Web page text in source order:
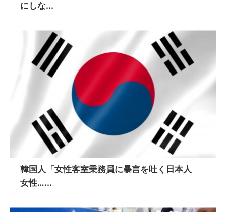
にしな...
韓国人「女性客室乗務員に暴言を吐く日本人
女性…...